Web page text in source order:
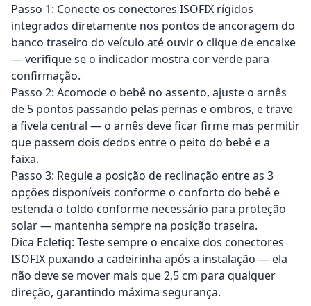
Passo 1: Conecte os conectores ISOFIX rígidos
integrados diretamente nos pontos de ancoragem do
banco traseiro do veículo até ouvir o clique de encaixe
— verifique se o indicador mostra cor verde para
confirmação.
Passo 2: Acomode o bebê no assento, ajuste o arnês
de 5 pontos passando pelas pernas e ombros, e trave
a fivela central — o arnês deve ficar firme mas permitir
que passem dois dedos entre o peito do bebê e a
faixa.
Passo 3: Regule a posição de reclinação entre as 3
opções disponíveis conforme o conforto do bebê e
estenda o toldo conforme necessário para proteção
solar — mantenha sempre na posição traseira.
Dica Ecletiq: Teste sempre o encaixe dos conectores
ISOFIX puxando a cadeirinha após a instalação — ela
não deve se mover mais que 2,5 cm para qualquer
direção, garantindo máxima segurança.
Adicionar ao carrinho Adicionar ao carrinho